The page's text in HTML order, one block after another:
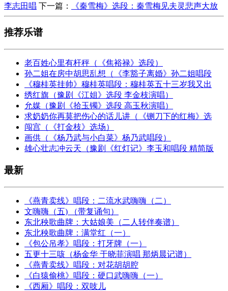
李志田唱 下一篇： 《秦雪梅》选段：秦雪梅见夫灵悲声大放
推荐乐谱
老百姓心里有杆秤（《焦裕禄》选段）
孙二姐在房中胡思乱想（《李豁子离婚》孙二姐唱段
《穆桂英挂帅》穆桂英唱段：穆桂英五十三岁我又出
绣红旗（豫剧《江姐》选段 李金枝演唱）
允媒（豫剧《拾玉镯》选段 高玉秋演唱）
求奶奶你再莫把伤心的话儿讲（《铡刀下的红梅》选
闯宫（《打金枝》选场）
画供（《杨乃武与小白菜》杨乃武唱段）
雄心壮志冲云天（豫剧《红灯记》李玉和唱段 精简版
最新
《燕青卖线》唱段：二流水武嗨嗨（二）
文嗨嗨（五) （带复诵句）
东北秧歌曲牌：大姑娘美（二人转伴奏谱）
东北秧歌曲牌：满堂红（一）
《包公吊孝》唱段：打牙牌（一）
五更十三咳（杨金华 于晓菲演唱 那炳晨记谱）
《燕青卖线》唱段：对花胡胡腔
《白猿偷桃》唱段：硬口武嗨嗨（一）
《西厢》唱段：双吱儿